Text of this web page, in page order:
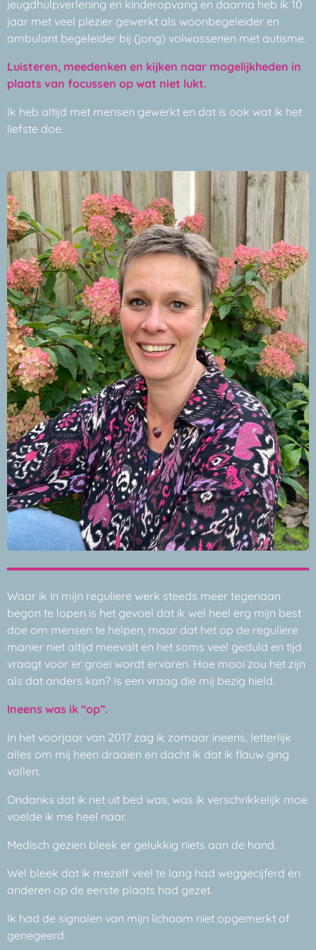
jeugdhulpverlening en kinderopvang en daarna heb ik 10
jaar met veel plezier gewerkt als woonbegeleider en
ambulant begeleider bij (jong) volwassenen met autisme.
Luisteren, meedenken en kijken naar mogelijkheden in
plaats van focussen op wat niet lukt.
Ik heb altijd met mensen gewerkt en dat is ook wat ik het
liefste doe.
Waar ik in mijn reguliere werk steeds meer tegenaan
begon te lopen is het gevoel dat ik wel heel erg mijn best
doe om mensen te helpen, maar dat het op de reguliere
manier niet altijd meevalt en het soms veel geduld en tijd
vraagt voor er groei wordt ervaren. Hoe mooi zou het zijn
als dat anders kan? Is een vraag die mij bezig hield.
Ineens was ik “op”.
In het voorjaar van 2017 zag ik zomaar ineens, letterlijk
alles om mij heen draaien en dacht ik dat ik flauw ging
vallen.
Ondanks dat ik net uit bed was, was ik verschrikkelijk moe
voelde ik me heel naar.
Medisch gezien bleek er gelukkig niets aan de hand.
Wel bleek dat ik mezelf veel te lang had weggecijferd en
anderen op de eerste plaats had gezet.
Ik had de signalen van mijn lichaam niet opgemerkt of
genegeerd.